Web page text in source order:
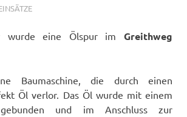
SCHUCHTER
wurde eine Ölspur im Greithweg
Baumaschine, die durch einen
Öl verlor. Das Öl wurde mit einem
und im Anschluss zur